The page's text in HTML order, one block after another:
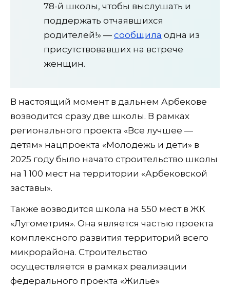
78-й школы, чтобы выслушать и
поддержать отчаявшихся
родителей!» — сообщила одна из
присутствовавших на встрече
женщин.
В настоящий момент в дальнем Арбекове
возводится сразу две школы. В рамках
регионального проекта «Все лучшее —
детям» нацпроекта «Молодежь и дети» в
2025 году было начато строительство школы
на 1 100 мест на территории «Арбековской
заставы».
Также возводится школа на 550 мест в ЖК
«Лугометрия». Она является частью проекта
комплексного развития территорий всего
микрорайона. Строительство
осуществляется в рамках реализации
федерального проекта «Жилье»